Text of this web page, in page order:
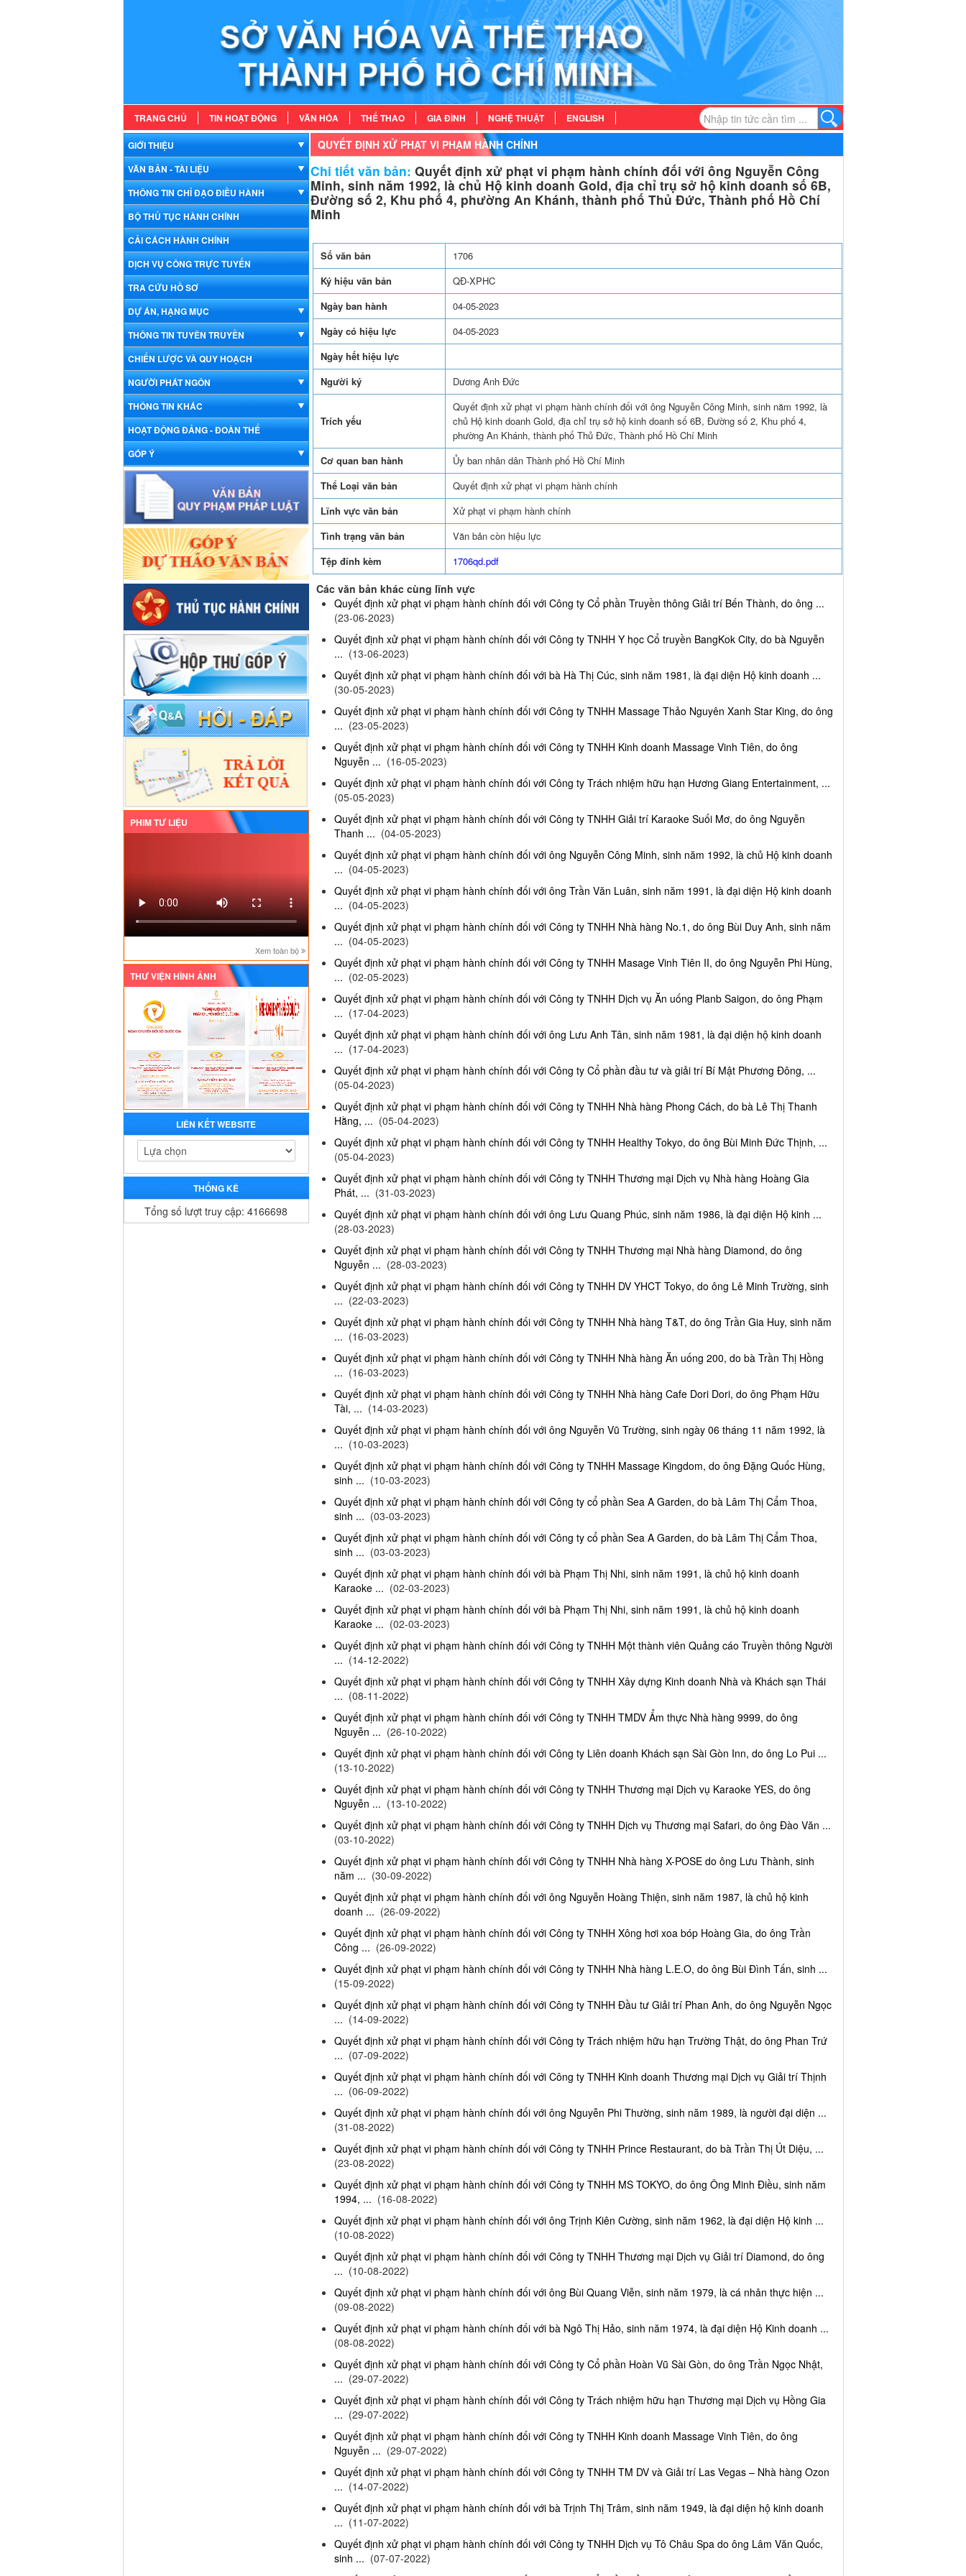
TRANG CHỦ TIN HOẠT ĐỘNG VĂN HÓA THỂ THAO GIA ĐÌNH NGHỆ THUẬT ENGLISH
GIỚI THIỆU
VĂN BẢN - TÀI LIỆU
THÔNG TIN CHỈ ĐẠO ĐIỀU HÀNH
BỘ THỦ TỤC HÀNH CHÍNH
CẢI CÁCH HÀNH CHÍNH
DỊCH VỤ CÔNG TRỰC TUYẾN
TRA CỨU HỒ SƠ
DỰ ÁN, HẠNG MỤC
THÔNG TIN TUYÊN TRUYỀN
CHIẾN LƯỢC VÀ QUY HOẠCH
NGƯỜI PHÁT NGÔN
THÔNG TIN KHÁC
HOẠT ĐỘNG ĐẢNG - ĐOÀN THỂ
GÓP Ý
PHIM TƯ LIỆU
Xem toàn bộ
THƯ VIỆN HÌNH ẢNH
LIÊN KẾT WEBSITE
THỐNG KÊ
Tổng số lượt truy cập: 4166698
QUYẾT ĐỊNH XỬ PHẠT VI PHẠM HÀNH CHÍNH
Chi tiết văn bản: Quyết định xử phạt vi phạm hành chính đối với ông Nguyễn Công
Minh, sinh năm 1992, là chủ Hộ kinh doanh Gold, địa chỉ trụ sở hộ kinh doanh số 6B,
Đường số 2, Khu phố 4, phường An Khánh, thành phố Thủ Đức, Thành phố Hồ Chí
Minh
Số văn bản
1706
Ký hiệu văn bản
QĐ-XPHC
Ngày ban hành
04-05-2023
Ngày có hiệu lực
04-05-2023
Ngày hết hiệu lực
Người ký
Dương Anh Đức
Trích yếu
Quyết định xử phạt vi phạm hành chính đối với ông Nguyễn Công Minh, sinh năm 1992, là
chủ Hộ kinh doanh Gold, địa chỉ trụ sở hộ kinh doanh số 6B, Đường số 2, Khu phố 4,
phường An Khánh, thành phố Thủ Đức, Thành phố Hồ Chí Minh
Cơ quan ban hành
Ủy ban nhân dân Thành phố Hồ Chí Minh
Thể Loại văn bản
Quyết định xử phạt vi phạm hành chính
Lĩnh vực văn bản
Xử phạt vi phạm hành chính
Tình trạng văn bản
Văn bản còn hiệu lực
Tệp đính kèm
1706qd.pdf
Các văn bản khác cùng lĩnh vực
Quyết định xử phạt vi phạm hành chính đối với Công ty Cổ phần Truyền thông Giải trí Bến Thành, do ông ...
(23-06-2023)
Quyết định xử phạt vi phạm hành chính đối với Công ty TNHH Y học Cổ truyền BangKok City, do bà Nguyễn
... (13-06-2023)
Quyết định xử phạt vi phạm hành chính đối với bà Hà Thị Cúc, sinh năm 1981, là đại diện Hộ kinh doanh ...
(30-05-2023)
Quyết định xử phạt vi phạm hành chính đối với Công ty TNHH Massage Thảo Nguyên Xanh Star King, do ông
... (23-05-2023)
Quyết định xử phạt vi phạm hành chính đối với Công ty TNHH Kinh doanh Massage Vinh Tiên, do ông
Nguyễn ... (16-05-2023)
Quyết định xử phạt vi phạm hành chính đối với Công ty Trách nhiệm hữu hạn Hương Giang Entertainment, ...
(05-05-2023)
Quyết định xử phạt vi phạm hành chính đối với Công ty TNHH Giải trí Karaoke Suối Mơ, do ông Nguyễn
Thanh ... (04-05-2023)
Quyết định xử phạt vi phạm hành chính đối với ông Nguyễn Công Minh, sinh năm 1992, là chủ Hộ kinh doanh
... (04-05-2023)
Quyết định xử phạt vi phạm hành chính đối với ông Trần Văn Luân, sinh năm 1991, là đại diện Hộ kinh doanh
... (04-05-2023)
Quyết định xử phạt vi phạm hành chính đối với Công ty TNHH Nhà hàng No.1, do ông Bùi Duy Anh, sinh năm
... (04-05-2023)
Quyết định xử phạt vi phạm hành chính đối với Công ty TNHH Masage Vinh Tiên II, do ông Nguyễn Phi Hùng,
... (02-05-2023)
Quyết định xử phạt vi phạm hành chính đối với Công ty TNHH Dịch vụ Ăn uống Planb Saigon, do ông Phạm
... (17-04-2023)
Quyết định xử phạt vi phạm hành chính đối với ông Lưu Anh Tân, sinh năm 1981, là đại diện hộ kinh doanh
... (17-04-2023)
Quyết định xử phạt vi phạm hành chính đối với Công ty Cổ phần đầu tư và giải trí Bí Mật Phương Đông, ...
(05-04-2023)
Quyết định xử phạt vi phạm hành chính đối với Công ty TNHH Nhà hàng Phong Cách, do bà Lê Thị Thanh
Hằng, ... (05-04-2023)
Quyết định xử phạt vi phạm hành chính đối với Công ty TNHH Healthy Tokyo, do ông Bùi Minh Đức Thịnh, ...
(05-04-2023)
Quyết định xử phạt vi phạm hành chính đối với Công ty TNHH Thương mại Dịch vụ Nhà hàng Hoàng Gia
Phát, ... (31-03-2023)
Quyết định xử phạt vi phạm hành chính đối với ông Lưu Quang Phúc, sinh năm 1986, là đại diện Hộ kinh ...
(28-03-2023)
Quyết định xử phạt vi phạm hành chính đối với Công ty TNHH Thương mại Nhà hàng Diamond, do ông
Nguyễn ... (28-03-2023)
Quyết định xử phạt vi phạm hành chính đối với Công ty TNHH DV YHCT Tokyo, do ông Lê Minh Trường, sinh
... (22-03-2023)
Quyết định xử phạt vi phạm hành chính đối với Công ty TNHH Nhà hàng T&T, do ông Trần Gia Huy, sinh năm
... (16-03-2023)
Quyết định xử phạt vi phạm hành chính đối với Công ty TNHH Nhà hàng Ăn uống 200, do bà Trần Thị Hồng
... (16-03-2023)
Quyết định xử phạt vi phạm hành chính đối với Công ty TNHH Nhà hàng Cafe Dori Dori, do ông Phạm Hữu
Tài, ... (14-03-2023)
Quyết định xử phạt vi phạm hành chính đối với ông Nguyễn Vũ Trường, sinh ngày 06 tháng 11 năm 1992, là
... (10-03-2023)
Quyết định xử phạt vi phạm hành chính đối với Công ty TNHH Massage Kingdom, do ông Đặng Quốc Hùng,
sinh ... (10-03-2023)
Quyết định xử phạt vi phạm hành chính đối với Công ty cổ phần Sea A Garden, do bà Lâm Thị Cẩm Thoa,
sinh ... (03-03-2023)
Quyết định xử phạt vi phạm hành chính đối với Công ty cổ phần Sea A Garden, do bà Lâm Thị Cẩm Thoa,
sinh ... (03-03-2023)
Quyết định xử phạt vi phạm hành chính đối với bà Phạm Thị Nhi, sinh năm 1991, là chủ hộ kinh doanh
Karaoke ... (02-03-2023)
Quyết định xử phạt vi phạm hành chính đối với bà Phạm Thị Nhi, sinh năm 1991, là chủ hộ kinh doanh
Karaoke ... (02-03-2023)
Quyết định xử phạt vi phạm hành chính đối với Công ty TNHH Một thành viên Quảng cáo Truyền thông Người
... (14-12-2022)
Quyết định xử phạt vi phạm hành chính đối với Công ty TNHH Xây dựng Kinh doanh Nhà và Khách sạn Thái
... (08-11-2022)
Quyết định xử phạt vi phạm hành chính đối với Công ty TNHH TMDV Ẩm thực Nhà hàng 9999, do ông
Nguyễn ... (26-10-2022)
Quyết định xử phạt vi phạm hành chính đối với Công ty Liên doanh Khách sạn Sài Gòn Inn, do ông Lo Pui ...
(13-10-2022)
Quyết định xử phạt vi phạm hành chính đối với Công ty TNHH Thương mại Dịch vụ Karaoke YES, do ông
Nguyễn ... (13-10-2022)
Quyết định xử phạt vi phạm hành chính đối với Công ty TNHH Dịch vụ Thương mại Safari, do ông Đào Văn ...
(03-10-2022)
Quyết định xử phạt vi phạm hành chính đối với Công ty TNHH Nhà hàng X-POSE do ông Lưu Thành, sinh
năm ... (30-09-2022)
Quyết định xử phạt vi phạm hành chính đối với ông Nguyễn Hoàng Thiện, sinh năm 1987, là chủ hộ kinh
doanh ... (26-09-2022)
Quyết định xử phạt vi phạm hành chính đối với Công ty TNHH Xông hơi xoa bóp Hoàng Gia, do ông Trần
Công ... (26-09-2022)
Quyết định xử phạt vi phạm hành chính đối với Công ty TNHH Nhà hàng L.E.O, do ông Bùi Đình Tấn, sinh ...
(15-09-2022)
Quyết định xử phạt vi phạm hành chính đối với Công ty TNHH Đầu tư Giải trí Phan Anh, do ông Nguyễn Ngọc
... (14-09-2022)
Quyết định xử phạt vi phạm hành chính đối với Công ty Trách nhiệm hữu hạn Trường Thật, do ông Phan Trứ
... (07-09-2022)
Quyết định xử phạt vi phạm hành chính đối với Công ty TNHH Kinh doanh Thương mại Dịch vụ Giải trí Thịnh
... (06-09-2022)
Quyết định xử phạt vi phạm hành chính đối với ông Nguyễn Phi Thường, sinh năm 1989, là người đại diện ...
(31-08-2022)
Quyết định xử phạt vi phạm hành chính đối với Công ty TNHH Prince Restaurant, do bà Trần Thị Út Diệu, ...
(23-08-2022)
Quyết định xử phạt vi phạm hành chính đối với Công ty TNHH MS TOKYO, do ông Ông Minh Điều, sinh năm
1994, ... (16-08-2022)
Quyết định xử phạt vi phạm hành chính đối với ông Trịnh Kiên Cường, sinh năm 1962, là đại diện Hộ kinh ...
(10-08-2022)
Quyết định xử phạt vi phạm hành chính đối với Công ty TNHH Thương mại Dịch vụ Giải trí Diamond, do ông
... (10-08-2022)
Quyết định xử phạt vi phạm hành chính đối với ông Bùi Quang Viễn, sinh năm 1979, là cá nhân thực hiện ...
(09-08-2022)
Quyết định xử phạt vi phạm hành chính đối với bà Ngô Thị Hảo, sinh năm 1974, là đại diện Hộ Kinh doanh ...
(08-08-2022)
Quyết định xử phạt vi phạm hành chính đối với Công ty Cổ phần Hoàn Vũ Sài Gòn, do ông Trần Ngọc Nhật,
... (29-07-2022)
Quyết định xử phạt vi phạm hành chính đối với Công ty Trách nhiệm hữu hạn Thương mại Dịch vụ Hồng Gia
... (29-07-2022)
Quyết định xử phạt vi phạm hành chính đối với Công ty TNHH Kinh doanh Massage Vinh Tiên, do ông
Nguyễn ... (29-07-2022)
Quyết định xử phạt vi phạm hành chính đối với Công ty TNHH TM DV và Giải trí Las Vegas – Nhà hàng Ozon
... (14-07-2022)
Quyết định xử phạt vi phạm hành chính đối với bà Trịnh Thị Trâm, sinh năm 1949, là đại diện hộ kinh doanh
... (11-07-2022)
Quyết định xử phạt vi phạm hành chính đối với Công ty TNHH Dịch vụ Tô Châu Spa do ông Lâm Văn Quốc,
sinh ... (07-07-2022)